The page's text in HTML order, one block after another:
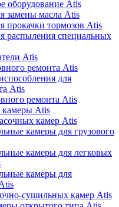
оборудование Atis
замены масла Atis
прокачки тормозов Atis
распыления специальных
Atis
ремонта Atis
для
Atis
ремонта Atis
Atis
камер Atis
камеры для грузового
камеры для легковых
камеры для
сушильных камер Atis